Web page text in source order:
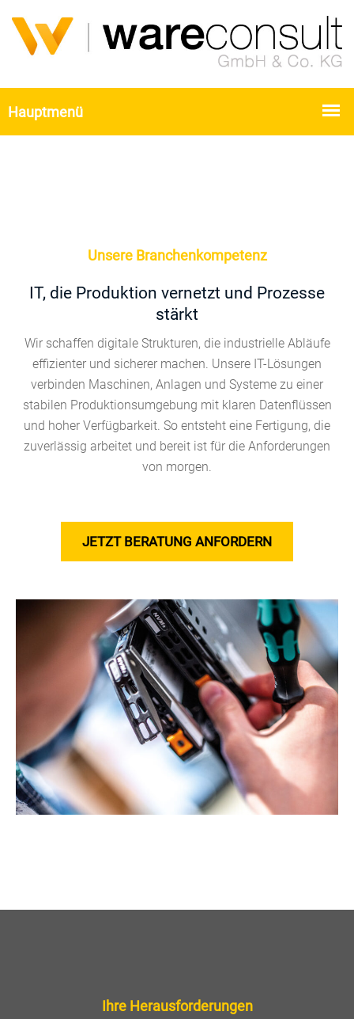
Unsere Branchenkompetenz
IT, die Produktion vernetzt und Prozesse
stärkt
Wir schaffen digitale Strukturen, die industrielle Abläufe
effizienter und sicherer machen. Unsere IT-Lösungen
verbinden Maschinen, Anlagen und Systeme zu einer
stabilen Produktionsumgebung mit klaren Datenflüssen
und hoher Verfügbarkeit. So entsteht eine Fertigung, die
zuverlässig arbeitet und bereit ist für die Anforderungen
von morgen.
JETZT BERATUNG ANFORDERN
Ihre Herausforderungen